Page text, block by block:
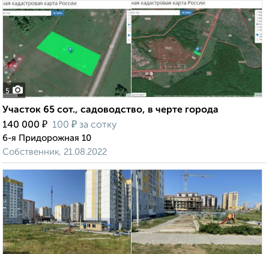
5
Участок 65 сот., садоводство, в черте города
140 000 ₽ 100 ₽ за сотку
6-я Придорожная 10
Собственник, 21.08.2022